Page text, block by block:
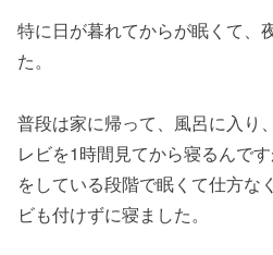
特に日が暮れてからが眠くて、
た。
普段は家に帰って、風呂に入り
レビを1時間見てから寝るんで
をしている段階で眠くて仕方な
ビも付けずに寝ました。